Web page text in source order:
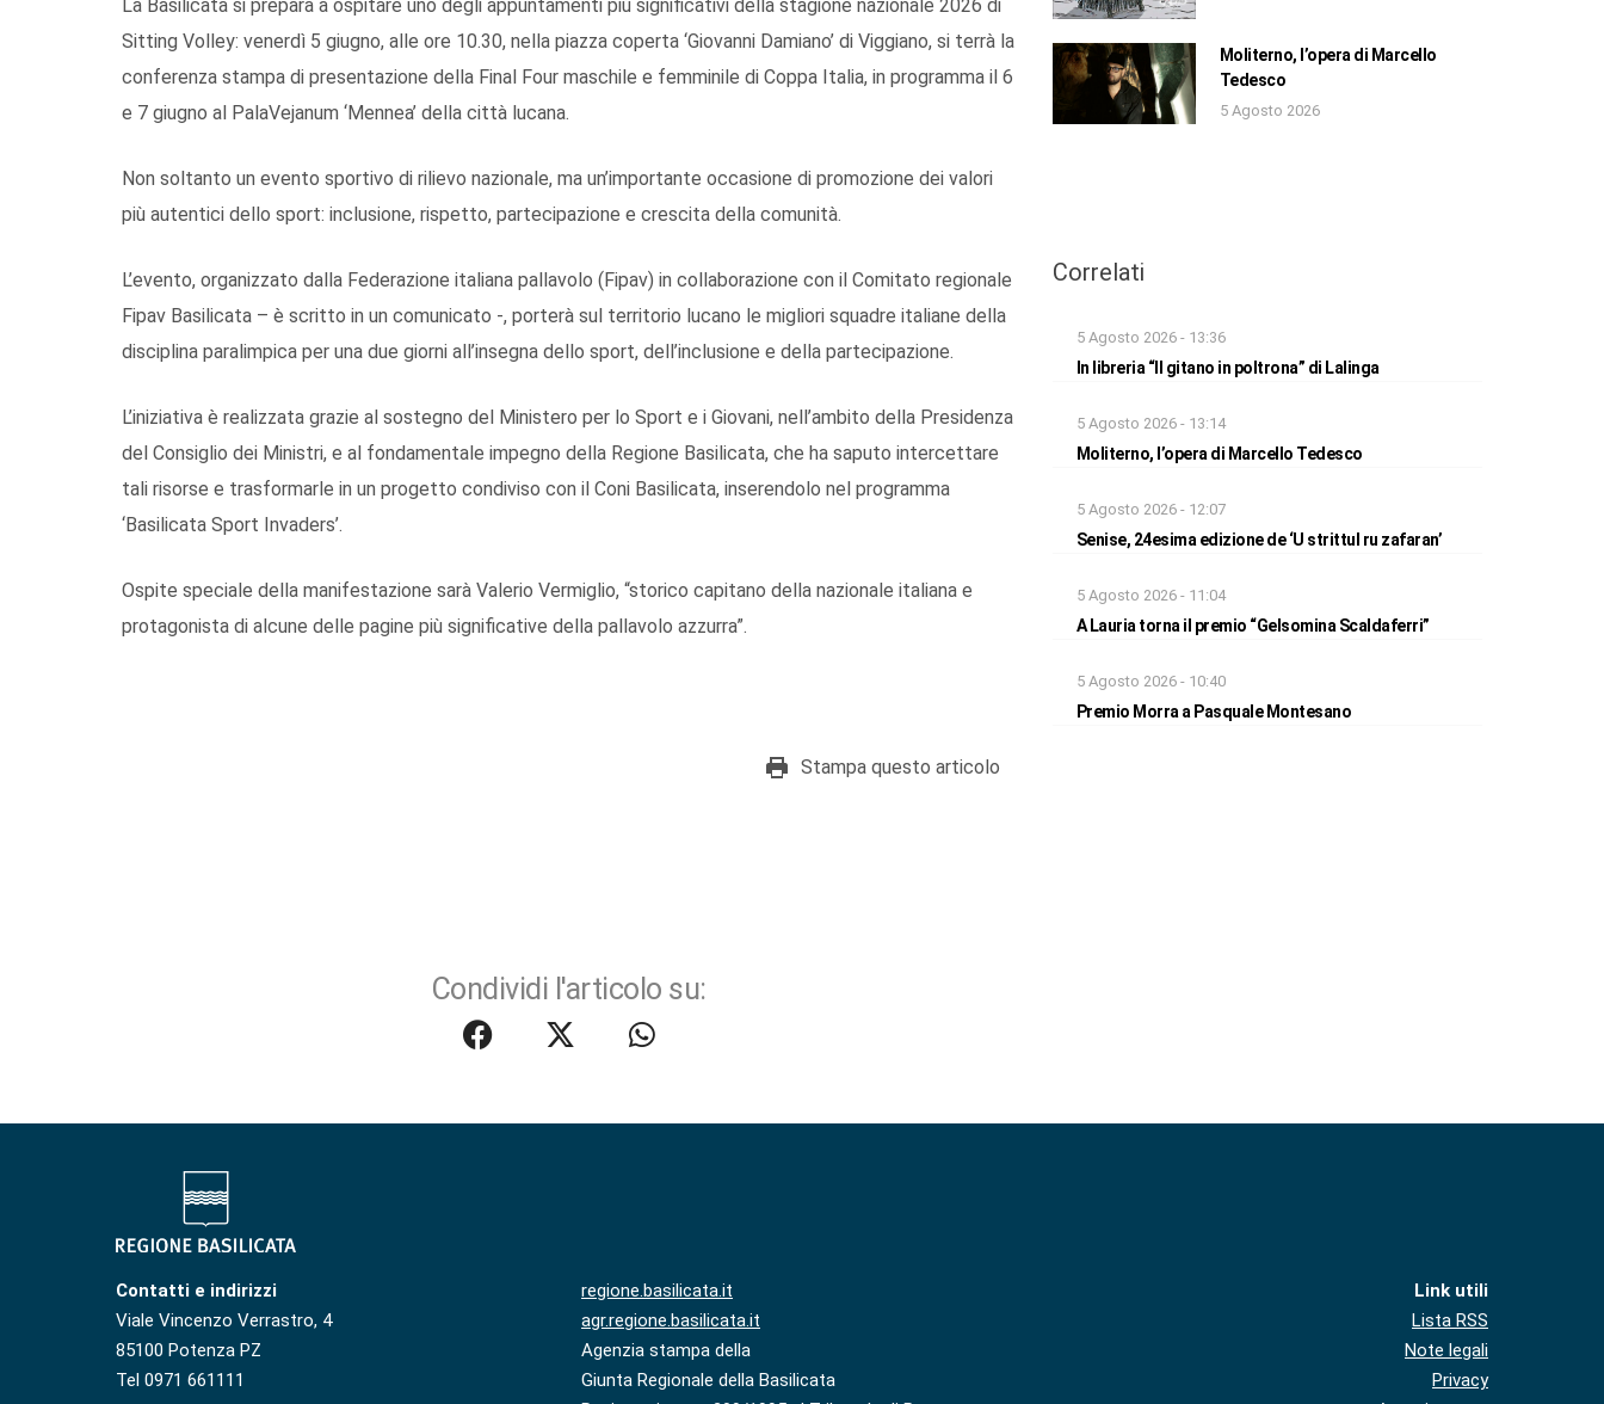
La Basilicata si prepara a ospitare uno degli appuntamenti più significativi della stagione nazionale 2026 di
Sitting Volley: venerdì 5 giugno, alle ore 10.30, nella piazza coperta ‘Giovanni Damiano’ di Viggiano, si terrà la
conferenza stampa di presentazione della Final Four maschile e femminile di Coppa Italia, in programma il 6
e 7 giugno al PalaVejanum ‘Mennea’ della città lucana.
Non soltanto un evento sportivo di rilievo nazionale, ma un’importante occasione di promozione dei valori
più autentici dello sport: inclusione, rispetto, partecipazione e crescita della comunità.
L’evento, organizzato dalla Federazione italiana pallavolo (Fipav) in collaborazione con il Comitato regionale
Fipav Basilicata – è scritto in un comunicato -, porterà sul territorio lucano le migliori squadre italiane della
disciplina paralimpica per una due giorni all’insegna dello sport, dell’inclusione e della partecipazione.
L’iniziativa è realizzata grazie al sostegno del Ministero per lo Sport e i Giovani, nell’ambito della Presidenza
del Consiglio dei Ministri, e al fondamentale impegno della Regione Basilicata, che ha saputo intercettare
tali risorse e trasformarle in un progetto condiviso con il Coni Basilicata, inserendolo nel programma
‘Basilicata Sport Invaders’.
Ospite speciale della manifestazione sarà Valerio Vermiglio, “storico capitano della nazionale italiana e
protagonista di alcune delle pagine più significative della pallavolo azzurra”.
Stampa questo articolo
Condividi l'articolo su:
Moliterno, l’opera di Marcello
Tedesco
5 Agosto 2026
Correlati
5 Agosto 2026 - 13:36
In libreria “Il gitano in poltrona” di Lalinga
5 Agosto 2026 - 13:14
Moliterno, l’opera di Marcello Tedesco
5 Agosto 2026 - 12:07
Senise, 24esima edizione de ‘U strittul ru zafaran’
5 Agosto 2026 - 11:04
A Lauria torna il premio “Gelsomina Scaldaferri”
5 Agosto 2026 - 10:40
Premio Morra a Pasquale Montesano
Contatti e indirizzi
Viale Vincenzo Verrastro, 4
85100 Potenza PZ
Tel 0971 661111
regione.basilicata.it
agr.regione.basilicata.it
Agenzia stampa della
Giunta Regionale della Basilicata
Link utili
Lista RSS
Note legali
Privacy